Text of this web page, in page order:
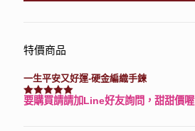
特價商品
一生平安又好運-硬金編織手鍊
評分7740滿分 5
要購買請請加Line好友詢問，甜甜價喔